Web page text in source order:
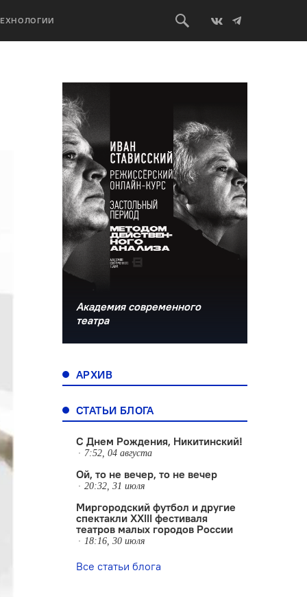
Академия современного
театра
АРХИВ
СТАТЬИ БЛОГА
С Днем Рождения, Никитинский!
7:52, 04 августа
Ой, то не вечер, то не вечер
20:32, 31 июля
Миргородский футбол и другие
спектакли XXIII фестиваля
театров малых городов России
18:16, 30 июля
Все статьи блога